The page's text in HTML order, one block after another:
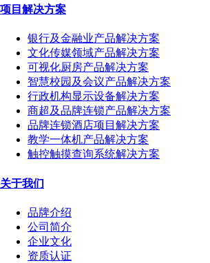
项目解决方案
银行及金融业产品解决方案
文化传媒领域产品解决方案
可视化厨房产品解决方案
智慧校园及会议产品解决方案
行政机构显示设备解决方案
商超及品牌连锁产品解决方案
品牌连锁酒店项目解决方案
教学一体机产品解决方案
触控触摸查询系统解决方案
关于我们
品牌介绍
公司简介
企业文化
资质认证